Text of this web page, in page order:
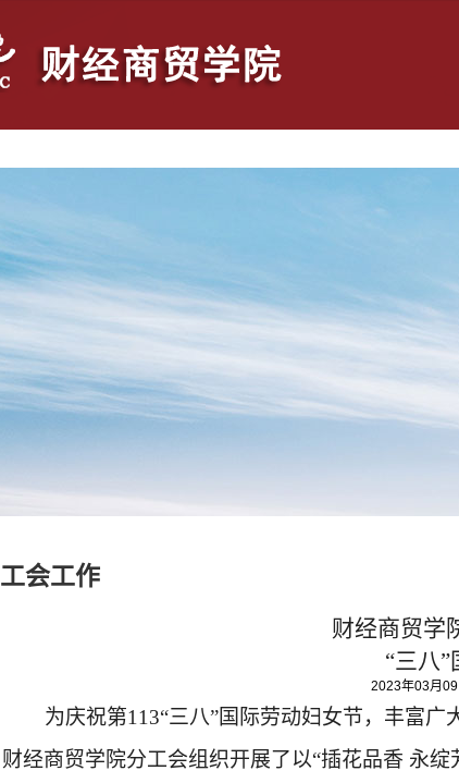
工会工作
财经商贸学
“三八
2023年03月
为庆祝第113“三八”国际劳动妇女节，丰富广
财经商贸学院分工会组织开展了以“插花品香 永